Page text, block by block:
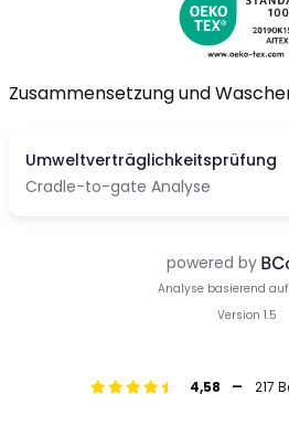
Zusammensetzung und
4,58 - 217